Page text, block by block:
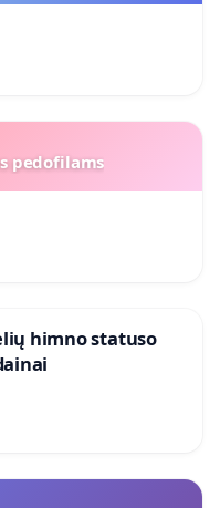
pedofilams
himno statuso